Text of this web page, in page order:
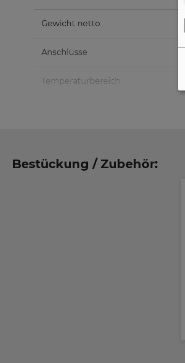
Gewicht netto
Anschlüsse
Temperaturbereich
Bestückung / Zubehör: